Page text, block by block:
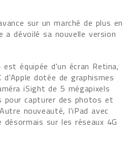
sur un marché de plus en
a dévoilé sa nouvelle version
équipée d'un écran Retina,
d'Apple dotée de graphismes
iSight de 5 mégapixels
pour capturer des photos et
nouveauté, l'iPad avec
sur les réseaux 4G